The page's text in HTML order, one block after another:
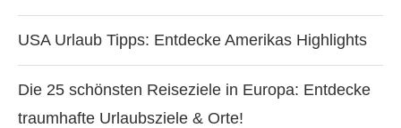
USA Urlaub Tipps: Entdecke Amerikas Highlights
Die 25 schönsten Reiseziele in Europa: Entdecke
traumhafte Urlaubsziele & Orte!